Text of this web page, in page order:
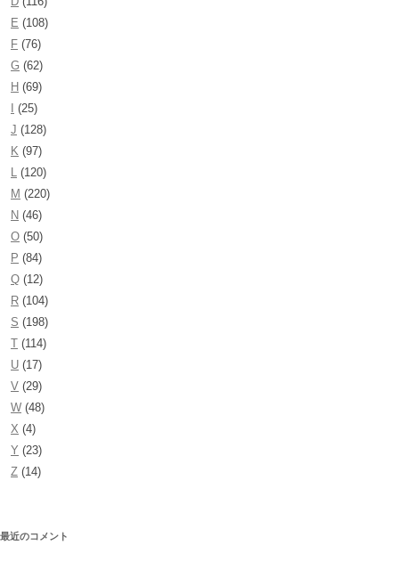
E (108)
F (76)
G (62)
H (69)
(25)
J (128)
K (97)
(120)
M (220)
N (46)
O (50)
P (84)
Q (12)
R (104)
S (198)
T (114)
U (17)
V (29)
W (48)
X (4)
Y (23)
Z (14)
最近のコメント